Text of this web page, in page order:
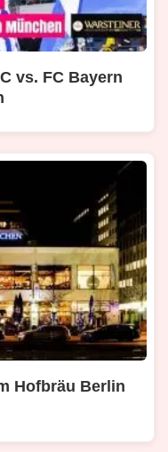
vs. FC Bayern
Hofbräu Berlin